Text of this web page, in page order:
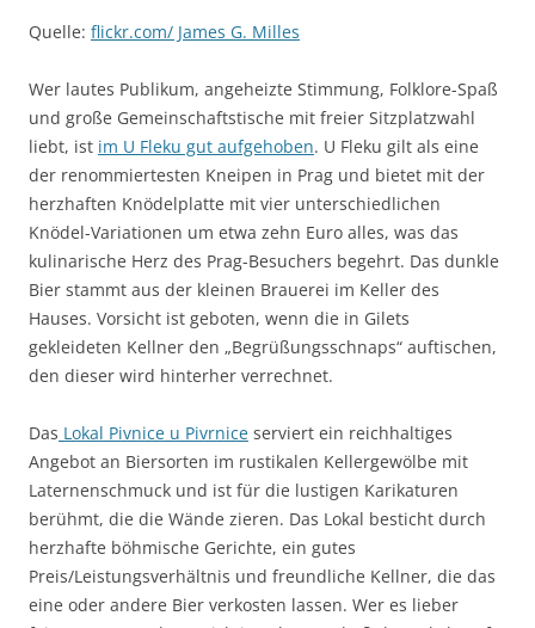
Quelle: flickr.com/ James G. Milles
Wer lautes Publikum, angeheizte Stimmung, Folklore-Spaß
und große Gemeinschaftstische mit freier Sitzplatzwahl
liebt, ist im U Fleku gut aufgehoben. U Fleku gilt als eine
der renommiertesten Kneipen in Prag und bietet mit der
herzhaften Knödelplatte mit vier unterschiedlichen
Knödel-Variationen um etwa zehn Euro alles, was das
kulinarische Herz des Prag-Besuchers begehrt. Das dunkle
Bier stammt aus der kleinen Brauerei im Keller des
Hauses. Vorsicht ist geboten, wenn die in Gilets
gekleideten Kellner den „Begrüßungsschnaps“ auftischen,
den dieser wird hinterher verrechnet.
Das Lokal Pivnice u Pivrnice serviert ein reichhaltiges
Angebot an Biersorten im rustikalen Kellergewölbe mit
Laternenschmuck und ist für die lustigen Karikaturen
berühmt, die die Wände zieren. Das Lokal besticht durch
herzhafte böhmische Gerichte, ein gutes
Preis/Leistungsverhältnis und freundliche Kellner, die das
eine oder andere Bier verkosten lassen. Wer es lieber